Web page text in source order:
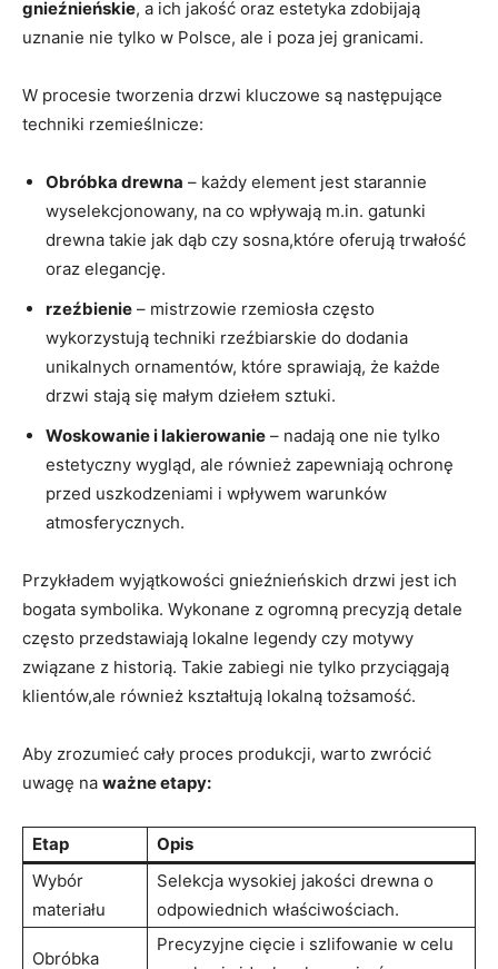
gnieźnieńskie, a ich jakość oraz⁢ estetyka zdobijają
uznanie nie tylko w Polsce, ale ​i poza jej granicami.
W procesie tworzenia drzwi kluczowe są następujące
techniki ⁣rzemieślnicze:
Obróbka drewna – każdy element jest starannie
wyselekcjonowany, na‍ co wpływają ‌m.in. gatunki
drewna takie jak dąb czy sosna,które oferują trwałość
oraz elegancję.
rzeźbienie – mistrzowie rzemiosła często
wykorzystują techniki rzeźbiarskie do dodania
unikalnych ornamentów, które sprawiają, że każde
drzwi stają się małym dziełem sztuki.
Woskowanie i lakierowanie – nadają one nie tylko
estetyczny wygląd, ale również zapewniają ochronę
przed uszkodzeniami i wpływem warunków
atmosferycznych.
Przykładem wyjątkowości gnieźnieńskich drzwi jest ich
bogata symbolika. Wykonane z ogromną‍ precyzją detale
często przedstawiają lokalne legendy czy motywy
związane ‌z⁢ historią. Takie‌ zabiegi nie tylko‌ przyciągają
klientów,ale również kształtują lokalną tożsamość.
Aby zrozumieć cały proces produkcji, warto ⁢zwrócić ​
uwagę na ważne etapy:
Etap
Opis
Wybór
materiału
Selekcja wysokiej ⁢jakości ⁤drewna o
odpowiednich właściwościach.
Obróbka
Precyzyjne cięcie i szlifowanie w celu